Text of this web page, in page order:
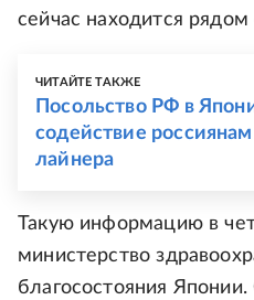
сейчас находится
ЧИТАЙТЕ ТАКЖЕ
Посольство РФ в
содействие
лайнера
Такую информацию в
министерство
благосостояния